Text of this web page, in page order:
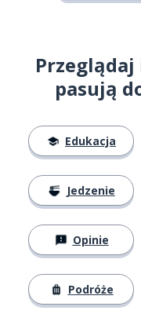
pasują
Edukacja
Jedzenie
Opinie
Podróże